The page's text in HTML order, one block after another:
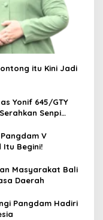
itu Kini Jadi
Yonif 645/GTY
Senpi
V
Itu Begini!
Masyarakat Bali
Daerah
Pangdam Hadiri